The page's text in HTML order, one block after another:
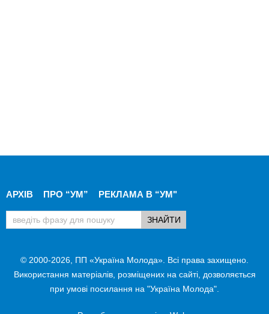
АРХІВ ПРО “УМ” РЕКЛАМА В “УМ"
© 2000-2026, ПП «Україна Молода». Всі права захищено.
Використання матеріалів, розміщених на сайті, дозволяється
при умові посилання на "Україна Молода".